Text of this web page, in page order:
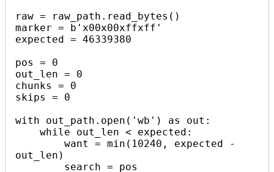
raw = raw_path.read_bytes()
marker = b'x00x00xffxff'
expected = 46339380
pos = 0
out_len = 0
chunks = 0
skips = 0
with out_path.open('wb') as out:
out_len)